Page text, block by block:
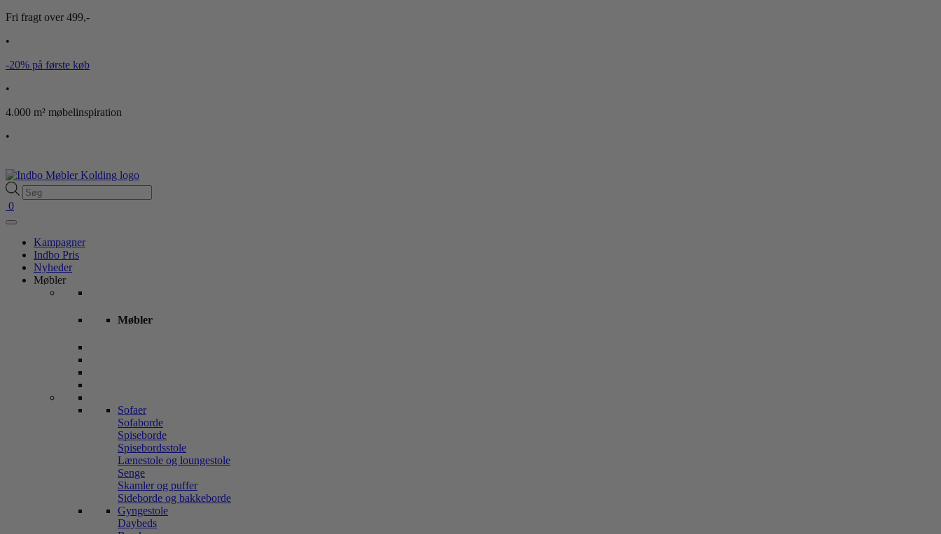
Fri fragt over 499,-
•
-20% på første køb
•
4.000 m² møbelinspiration
•
Products
search
0
Kampagner
Indbo Pris
Nyheder
Møbler
Møbler
Sofaer
Sofaborde
Spiseborde
Spisebordsstole
Lænestole og loungestole
Senge
Skamler og puffer
Sideborde og bakkeborde
Gyngestole
Daybeds